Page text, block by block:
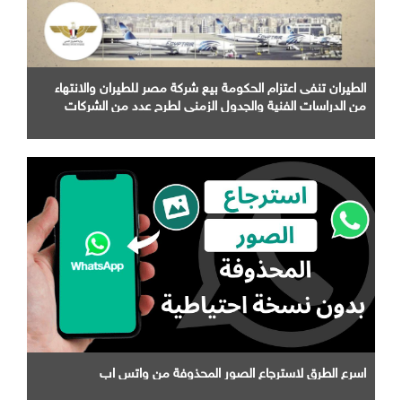
الطيران تنفى اعتزام الحكومة بيع شركة مصر للطيران والانتهاء
من الدراسات الفنية والجدول الزمني لطرح عدد من الشركات
اسرع الطرق لاسترجاع الصور المحذوفة من واتس اب